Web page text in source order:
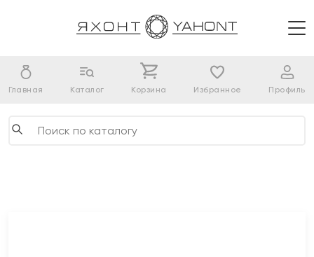
Главная Каталог Корзина Избранное Профиль